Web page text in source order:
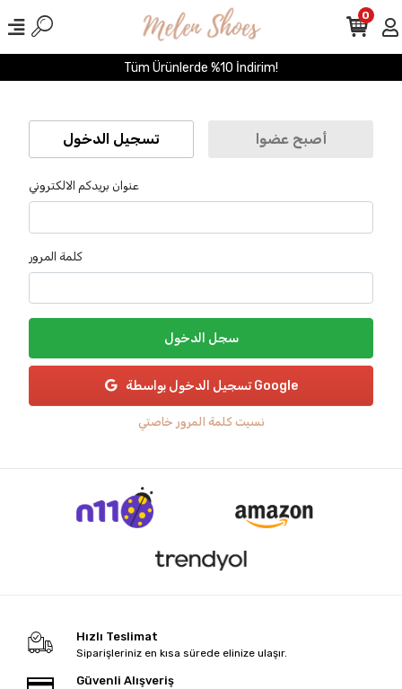
Tüm Ürünlerde %10 İndirim!
0
تسجيل الدخول أصبح عضوا
عنوان بريدكم الالكتروني
كلمة المرور
سجل الدخول
تسجيل الدخول بواسطة Google
نسيت كلمة المرور خاصتي
Hızlı Teslimat
Siparişleriniz en kısa sürede elinize ulaşır.
Güvenli Alışveriş